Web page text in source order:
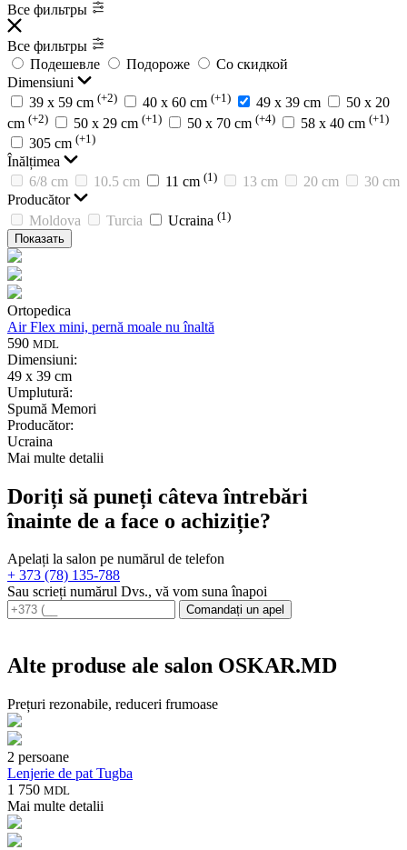
Все фильтры
Все фильтры
Подешевле
Подороже
Со скидкой
Dimensiuni
39 x 59 cm (+2) 40 x 60 cm (+1) 49 x 39 cm
50 x 20
cm (+2) 50 x 29 cm (+1) 50 x 70 cm (+4) 58 x 40 cm (+1)
305 cm (+1)
Înălțimea
6/8 cm
10.5 cm 11 cm (1) 13 cm 20 cm
30 cm
Producător
Moldova
Turcia Ucraina (1)
Показать
Ortopedica
Air Flex mini, pernă moale nu înaltă
590 MDL
Dimensiuni:
49 x 39 cm
Umplutură:
Spumă Memori
Producător:
Ucraina
Mai multe detalii
Doriți să puneți câteva întrebări
înainte de a face o achiziție?
Apelați la salon pe numărul de telefon
+ 373 (78) 135-788
Sau scrieți numărul Dvs., vă vom suna înapoi
Comandați un apel
Alte produse ale salon OSKAR.MD
Prețuri rezonabile, reduceri frumoase
2 persoane
Lenjerie de pat Tugba
1 750 MDL
Mai multe detalii